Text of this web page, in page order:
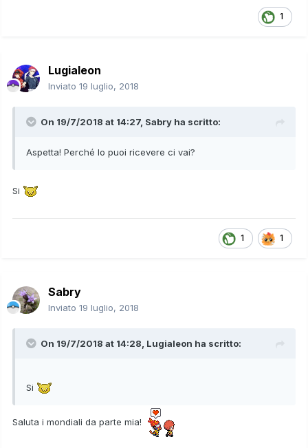
1
Lugialeon
Inviato 19 luglio, 2018
On 19/7/2018 at 14:27, Sabry ha scritto:
Aspetta! Perché lo puoi ricevere ci vai?
Si
1 1
Sabry
Inviato 19 luglio, 2018
On 19/7/2018 at 14:28, Lugialeon ha scritto:
Si
Saluta i mondiali da parte mia!